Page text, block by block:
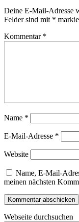
Deine E-Mail-Adresse
Felder sind mit *
Kommentar *
Name *
E-Mail-Adresse *
Website
Name, E-Mail-
meinen nächsten
Webseite durchsuchen